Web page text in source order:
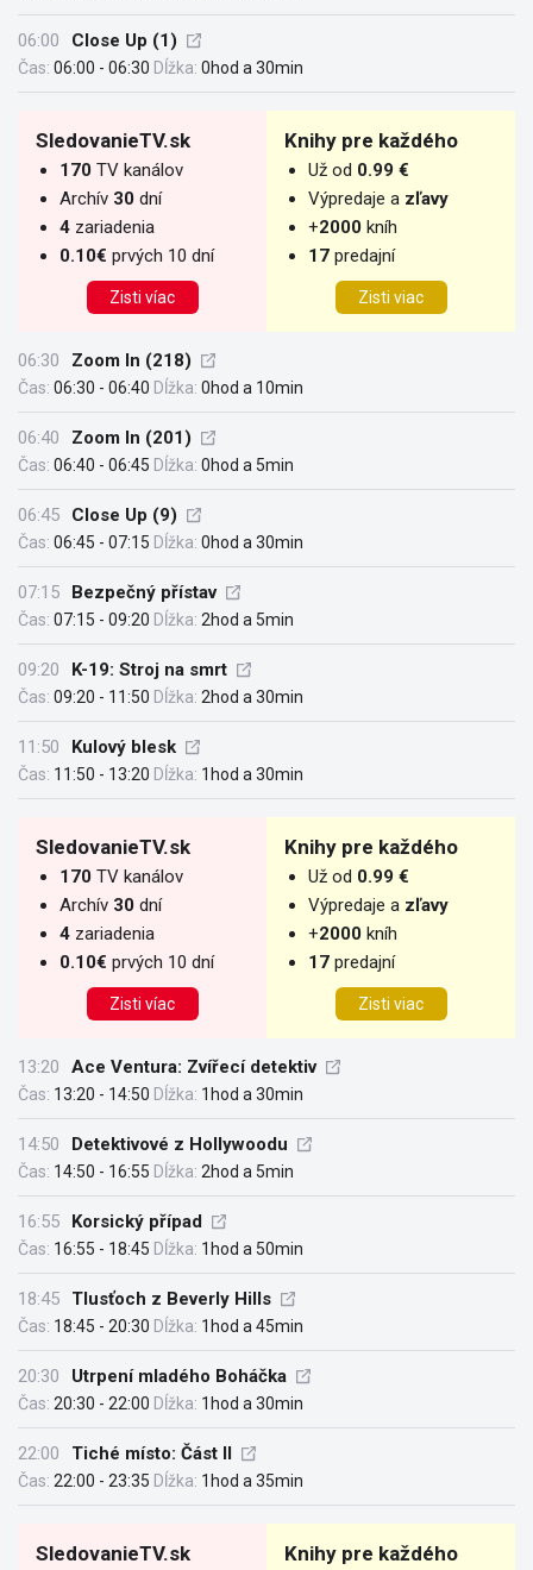
06:00 Close Up (1)
Čas: 06:00 - 06:30 Dĺžka: 0hod a 30min
SledovanieTV.sk
170 TV kanálov
Archív 30 dní
4 zariadenia
0.10€ prvých 10 dní
Zisti víac
Knihy pre každého
Už od 0.99 €
Výpredaje a zľavy
+2000 kníh
17 predajní
Zisti viac
06:30 Zoom In (218)
Čas: 06:30 - 06:40 Dĺžka: 0hod a 10min
06:40 Zoom In (201)
Čas: 06:40 - 06:45 Dĺžka: 0hod a 5min
06:45 Close Up (9)
Čas: 06:45 - 07:15 Dĺžka: 0hod a 30min
07:15 Bezpečný přístav
Čas: 07:15 - 09:20 Dĺžka: 2hod a 5min
09:20 K-19: Stroj na smrt
Čas: 09:20 - 11:50 Dĺžka: 2hod a 30min
11:50 Kulový blesk
Čas: 11:50 - 13:20 Dĺžka: 1hod a 30min
SledovanieTV.sk
170 TV kanálov
Archív 30 dní
4 zariadenia
0.10€ prvých 10 dní
Zisti víac
Knihy pre každého
Už od 0.99 €
Výpredaje a zľavy
+2000 kníh
17 predajní
Zisti viac
13:20 Ace Ventura: Zvířecí detektiv
Čas: 13:20 - 14:50 Dĺžka: 1hod a 30min
14:50 Detektivové z Hollywoodu
Čas: 14:50 - 16:55 Dĺžka: 2hod a 5min
16:55 Korsický případ
Čas: 16:55 - 18:45 Dĺžka: 1hod a 50min
18:45 Tlusťoch z Beverly Hills
Čas: 18:45 - 20:30 Dĺžka: 1hod a 45min
20:30 Utrpení mladého Boháčka
Čas: 20:30 - 22:00 Dĺžka: 1hod a 30min
22:00 Tiché místo: Část II
Čas: 22:00 - 23:35 Dĺžka: 1hod a 35min
SledovanieTV.sk Knihy pre každého